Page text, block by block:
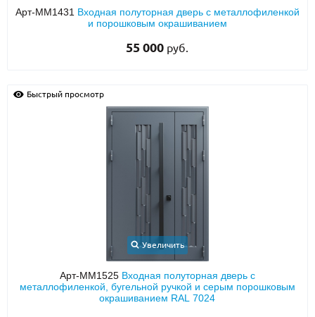
Арт-ММ1431 Входная полуторная дверь с металлофиленкой
и порошковым окрашиванием
55 000 руб.
Быстрый просмотр
Увеличить
Арт-ММ1525 Входная полуторная дверь с
металлофиленкой, бугельной ручкой и серым порошковым
окрашиванием RAL 7024